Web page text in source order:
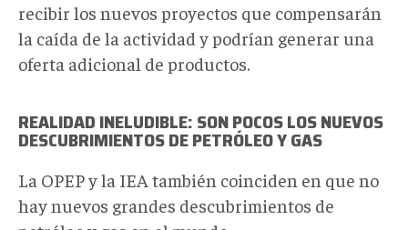
recibir los nuevos proyectos que compensarán
la caída de la actividad y podrían generar una
oferta adicional de productos.
REALIDAD INELUDIBLE: SON POCOS LOS NUEVOS
DESCUBRIMIENTOS DE PETRÓLEO Y GAS
La OPEP y la IEA también coinciden en que no
hay nuevos grandes descubrimientos de